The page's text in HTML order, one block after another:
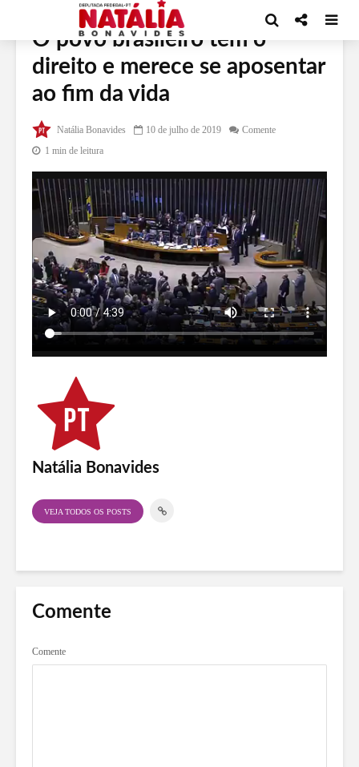
O povo brasileiro tem o
direito e merece se aposentar
ao fim da vida
Natália Bonavides 10 de julho de 2019
Comente
1 min de leitura
Natália Bonavides
VEJA TODOS OS POSTS
Comente
Comente